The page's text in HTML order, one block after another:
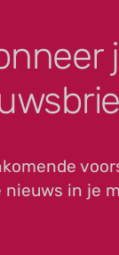
nieuws in je